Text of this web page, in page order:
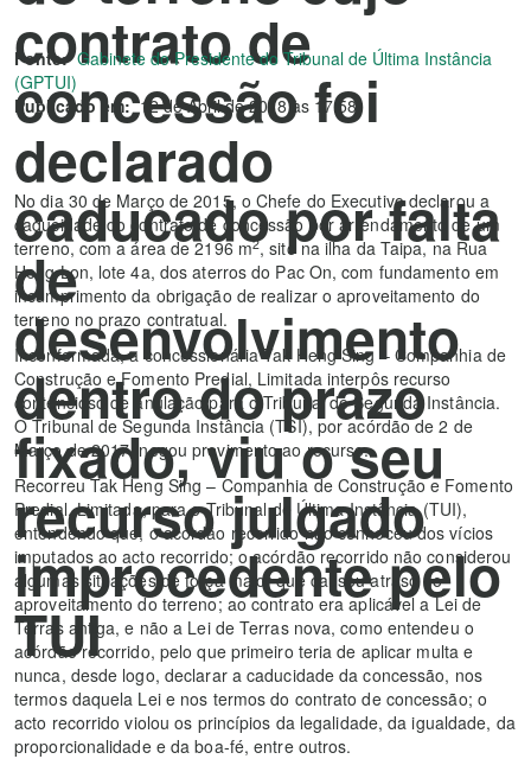
contrato de
concessão foi
declarado
caducado por falta
de
desenvolvimento
dentro do prazo
fixado, viu o seu
recurso julgado
improcedente pelo
TUI
Fonte: Gabinete do Presidente do Tribunal de Última Instância
(GPTUI)
Publicado em: 12 de Abril de 2018 às 17:58
No dia 30 de Março de 2015, o Chefe do Executivo declarou a
caducidade do contrato de concessão por arrendamento de um
terreno, com a área de 2196 m2, sito na ilha da Taipa, na Rua
Heng Lon, lote 4a, dos aterros do Pac On, com fundamento em
incumprimento da obrigação de realizar o aproveitamento do
terreno no prazo contratual.
Inconformada, a concessionária Tak Heng Sing – Companhia de
Construção e Fomento Predial, Limitada interpôs recurso
contencioso de anulação para o Tribunal de Segunda Instância.
O Tribunal de Segunda Instância (TSI), por acórdão de 2 de
Março de 2017, negou provimento ao recurso.
Recorreu Tak Heng Sing – Companhia de Construção e Fomento
Predial, Limitada, para o Tribunal de Última Instância (TUI),
entendendo que, o acórdão recorrido não conheceu dos vícios
imputados ao acto recorrido; o acórdão recorrido não considerou
algumas situações de força maior que causou atraso no
aproveitamento do terreno; ao contrato era aplicável a Lei de
Terras antiga, e não a Lei de Terras nova, como entendeu o
acórdão recorrido, pelo que primeiro teria de aplicar multa e
nunca, desde logo, declarar a caducidade da concessão, nos
termos daquela Lei e nos termos do contrato de concessão; o
acto recorrido violou os princípios da legalidade, da igualdade, da
proporcionalidade e da boa-fé, entre outros.